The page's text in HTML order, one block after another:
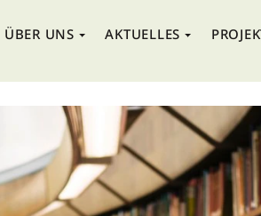
ÜBER UNS AKTUELLES